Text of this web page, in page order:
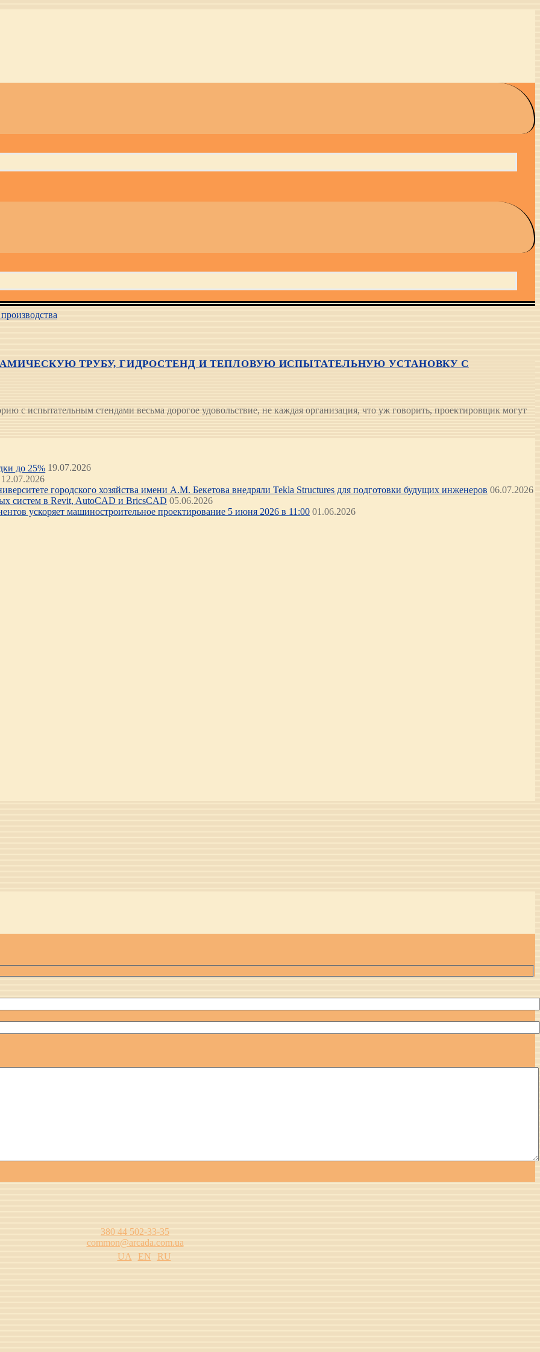
ТРУБУ, ГИДРОСТЕНД И ТЕПЛОВУЮ ИСПЫТАТЕЛЬНУЮ УСТАНОВКУ С
испытательным стендами весьма дорогое удовольствие, не каждая организация, что уж говорить, проектировщик могут
до 25% 19.07.2026
12.07.2026
городского хозяйства имени А.М. Бекетова внедряли Tekla Structures для подготовки будущих инженеров 06.07.2026
систем в Revit, AutoCAD и BricsCAD 05.06.2026
ускоряет машиностроительное проектирование 5 июня 2026 в 11:00 01.06.2026
380 44 502-33-35
common@arcada.com.ua
UA
EN
RU